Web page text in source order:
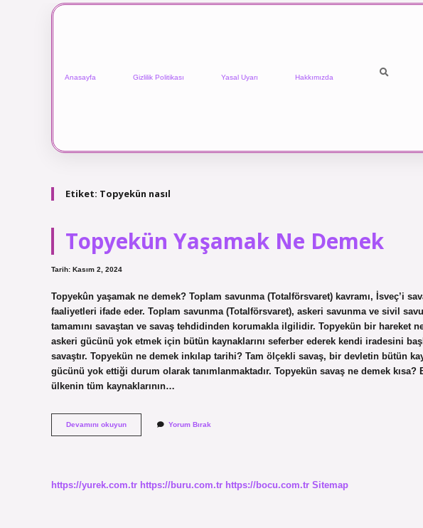
Anasayfa Gizlilik Politikası Yasal Uyarı Hakkımızda
Etiket: Topyekün nasıl
Topyekün Yaşamak Ne Demek
Tarih: Kasım 2, 2024
Topyekûn yaşamak ne demek? Toplam savunma (Totalförsvaret) kavramı, İsveç’i
faaliyetleri ifade eder. Toplam savunma (Totalförsvaret), askeri savunma ve sivil
tamamını savaştan ve savaş tehdidinden korumakla ilgilidir. Topyekün bir hareket
askeri gücünü yok etmek için bütün kaynaklarını seferber ederek kendi iradesini
savaştır. Topyekün ne demek inkılap tarihi? Tam ölçekli savaş, bir devletin bütün
gücünü yok ettiği durum olarak tanımlanmaktadır. Topyekün savaş ne demek
ülkenin tüm kaynaklarının…
Devamını okuyunTopyekün
Yaşamak
Yorum Bırak
https://yurek.com.tr https://buru.com.tr https://bocu.com.tr Sitemap